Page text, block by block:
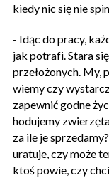
kiedy nic się nie
- Idąc do pracy,
jak potrafi. Stara
przełożonych. My,
wiemy czy
zapewnić godne
hodujemy
za ile je
uratuje, czy może
ktoś powie, czy